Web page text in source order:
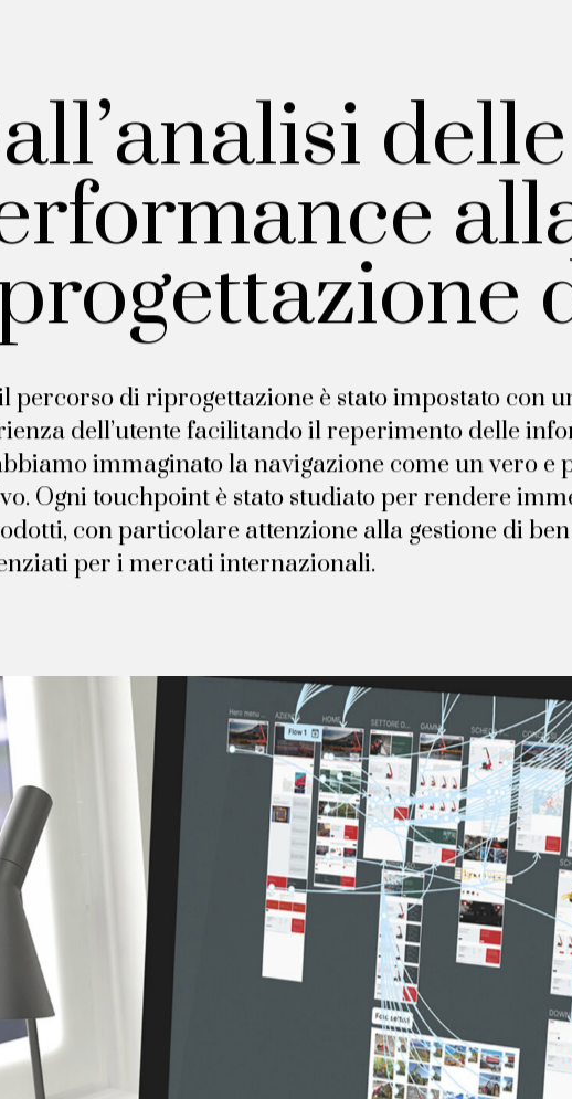
delle
percorso di riprogettazione è stato impostato con
dell’utente facilitando il reperimento delle
immaginato la navigazione come un vero
Ogni touchpoint è stato studiato per rendere
con particolare attenzione alla gestione di
per i mercati internazionali.